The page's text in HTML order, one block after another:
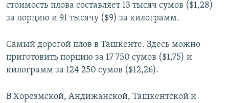
стоимость плова составляет 13 тысяч сумов ($1,28)
за порцию и 91 тысячу ($9) за килограмм.
Самый дорогой плов в Ташкенте. Здесь можно
приготовить порцию за 17 750 сумов ($1,75) и
килограмм за 124 250 сумов ($12,26).
В Хорезмской, Андижанской, Ташкентской и